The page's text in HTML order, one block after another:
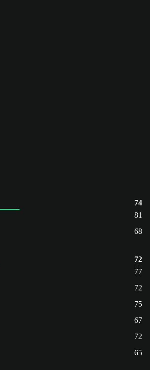
74
81
68
72
77
72
75
67
72
65